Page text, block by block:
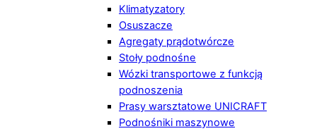
Klimatyzatory
Osuszacze
Agregaty prądotwórcze
Stoły podnośne
Wózki transportowe z funkcją
podnoszenia
Prasy warsztatowe UNICRAFT
Podnośniki maszynowe